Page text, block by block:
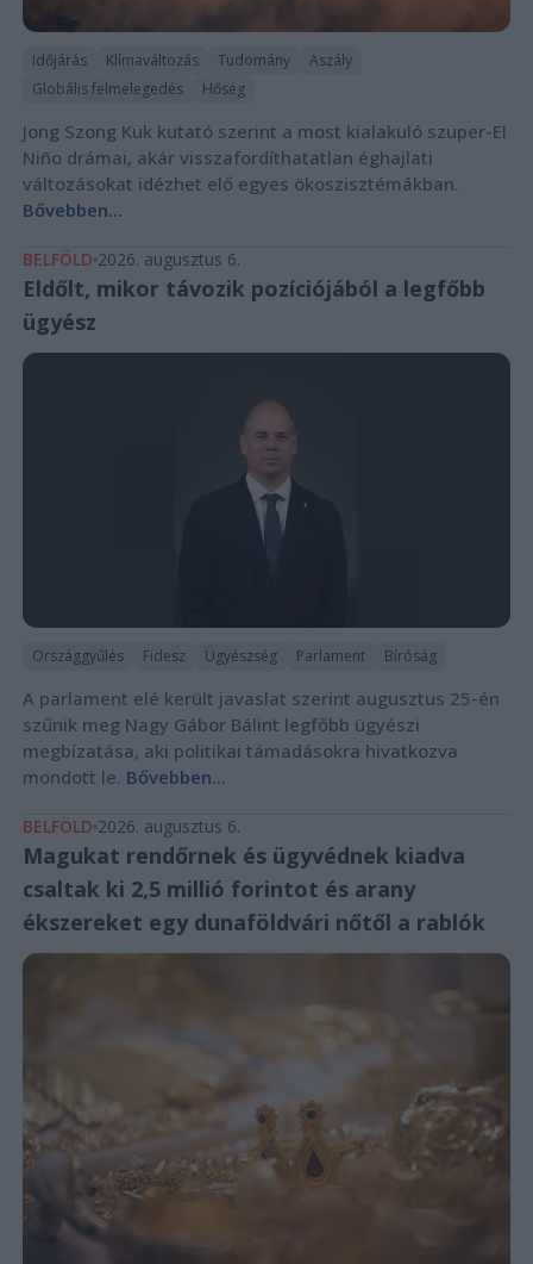
Időjárás Klímaváltozás Tudomány
Aszály
Globális felmelegedés
Hőség
Jong Szong Kuk kutató szerint a most kialakuló szuper-El
Niño drámai, akár visszafordíthatatlan éghajlati
változásokat idézhet elő egyes ökoszisztémákban.
Bővebben...
BELFÖLD 2026. augusztus 6.
Eldőlt, mikor távozik pozíciójából a legfőbb
ügyész
Országgyűlés Fidesz Ügyészség Parlament Bíróság
A parlament elé került javaslat szerint augusztus 25-én
szűnik meg Nagy Gábor Bálint legfőbb ügyészi
megbízatása, aki politikai támadásokra hivatkozva
mondott le. Bővebben...
BELFÖLD 2026. augusztus 6.
Magukat rendőrnek és ügyvédnek kiadva
csaltak ki 2,5 millió forintot és arany
ékszereket egy dunaföldvári nőtől a rablók